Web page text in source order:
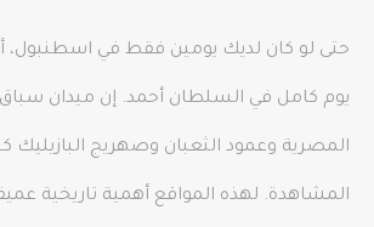
حتى لو كان لديك يومين فقط في اسطنبول،
يوم كامل في السلطان أحمد. إن ميدان
المصرية وعمود الثعبان وصهريج البازيليك
المشاهدة. لهذه المواقع أهمية تاريخية